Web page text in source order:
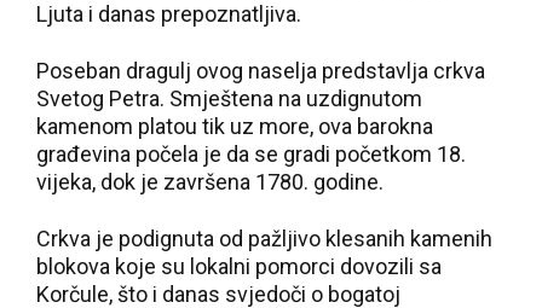
Ljuta i danas prepoznatljiva.
Poseban dragulj ovog naselja predstavlja crkva
Svetog Petra. Smještena na uzdignutom
kamenom platou tik uz more, ova barokna
građevina počela je da se gradi početkom 18.
vijeka, dok je završena 1780. godine.
Crkva je podignuta od pažljivo klesanih kamenih
blokova koje su lokalni pomorci dovozili sa
Korčule, što i danas svjedoči o bogatoj